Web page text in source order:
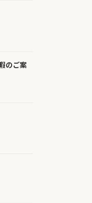
のご案